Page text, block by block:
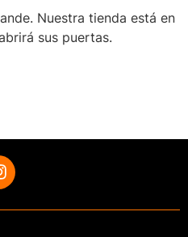
Nuestra tienda está en
sus puertas.